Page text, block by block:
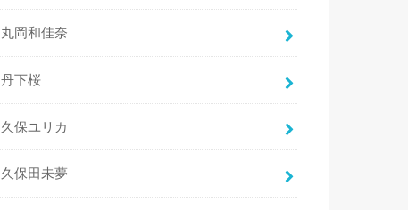
丸岡和佳奈
丹下桜
久保ユリカ
久保田未夢